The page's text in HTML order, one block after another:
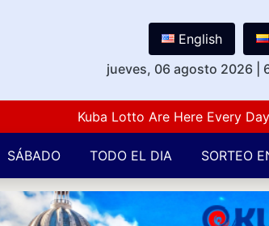
English
jueves, 06 agosto 2026
Kuba Lotto Are Here Every Day For
SÁBADO TODO EL DIA SORTEO